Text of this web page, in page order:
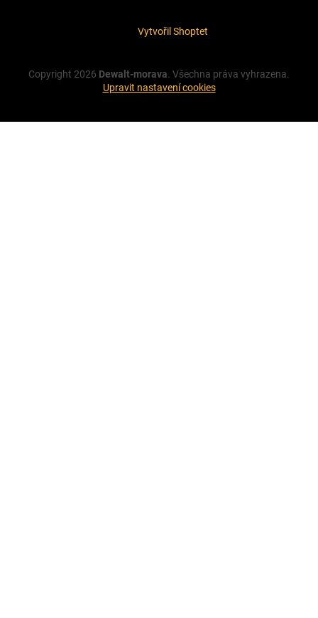
Vytvořil Shoptet
Copyright 2026 Dewalt-morava. Všechna práva vyhrazena.
Upravit nastavení cookies